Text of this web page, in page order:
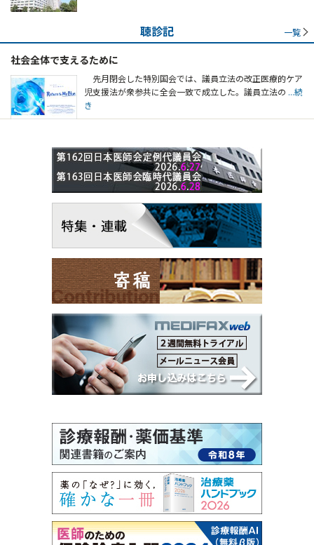
聴診記 一覧
社会全体で支えるために
先月閉会した特別国会では、議員立法の改正医療的ケア
児支援法が衆参共に全会一致で成立した。議員立法の ...続
き